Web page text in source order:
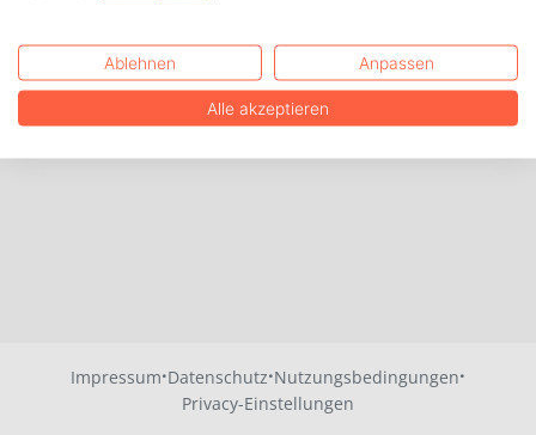
Impressum·Datenschutz·Nutzungsbedingungen·
Privacy-Einstellungen
Ablehnen Anpassen
Alle akzeptieren